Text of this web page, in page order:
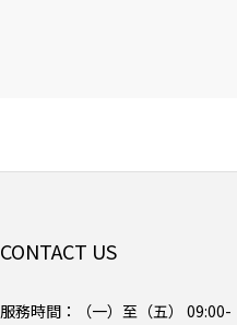
CONTACT US
服務時間：（一）至（五） 09:00-